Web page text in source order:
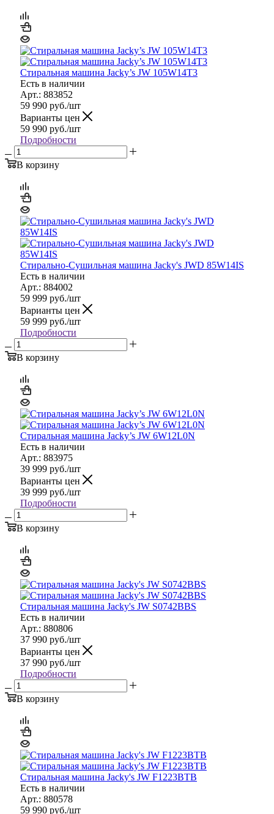
Стиральная машина Jacky’s JW 105W14T3
Есть в наличии
Арт.: 883852
59 990 руб./шт
Варианты цен
59 990 руб./шт
Подробности
В корзину
Стирально-Сушильная машина Jacky's JWD 85W14IS
Есть в наличии
Арт.: 884002
59 999 руб./шт
Варианты цен
59 999 руб./шт
Подробности
В корзину
Стиральная машина Jacky’s JW 6W12L0N
Есть в наличии
Арт.: 883975
39 999 руб./шт
Варианты цен
39 999 руб./шт
Подробности
В корзину
Стиральная машина Jacky's JW S0742BBS
Есть в наличии
Арт.: 880806
37 990 руб./шт
Варианты цен
37 990 руб./шт
Подробности
В корзину
Стиральная машина Jacky's JW F1223BTB
Есть в наличии
Арт.: 880578
59 990 руб./шт